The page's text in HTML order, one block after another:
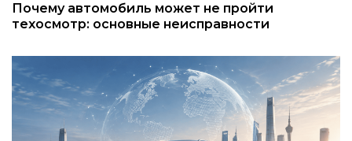
Почему автомобиль может не пройти
техосмотр: основные неисправности